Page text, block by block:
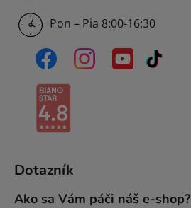
Pon – Pia 8:00-16:30
Dotazník
Ako sa Vám páči náš e-shop?